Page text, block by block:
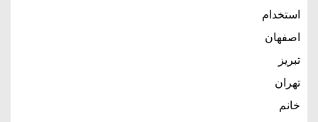
استخدام
اصفهان
تبریز
تهران
خانم